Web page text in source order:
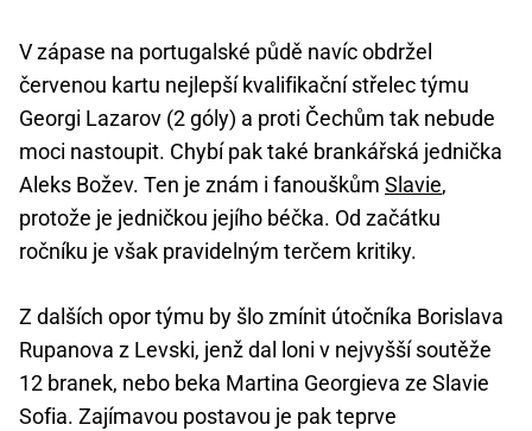
V zápase na portugalské půdě navíc obdržel
červenou kartu nejlepší kvalifikační střelec týmu
Georgi Lazarov (2 góly) a proti Čechům tak nebude
moci nastoupit. Chybí pak také brankářská jednička
Aleks Božev. Ten je znám i fanouškům Slavie,
protože je jedničkou jejího béčka. Od začátku
ročníku je však pravidelným terčem kritiky.
Z dalších opor týmu by šlo zmínit útočníka Borislava
Rupanova z Levski, jenž dal loni v nejvyšší soutěže
12 branek, nebo beka Martina Georgieva ze Slavie
Sofia. Zajímavou postavou je pak teprve